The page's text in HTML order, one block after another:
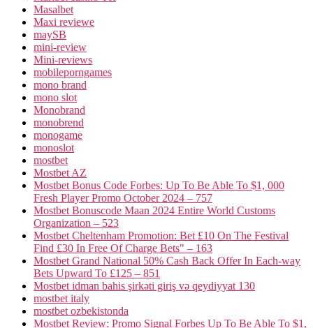
Masalbet
Maxi reviewe
maySB
mini-review
Mini-reviews
mobileporngames
mono brand
mono slot
Monobrand
monobrend
monogame
monoslot
mostbet
Mostbet AZ
Mostbet Bonus Code Forbes: Up To Be Able To $1, 000
Fresh Player Promo October 2024 – 757
Mostbet Bonuscode Maan 2024 Entire World Customs
Organization – 523
Mostbet Cheltenham Promotion: Bet £10 On The Festival
Find £30 In Free Of Charge Bets" – 163
Mostbet Grand National 50% Cash Back Offer In Each-way
Bets Upward To £125 – 851
Mostbet idman bahis şirkəti giriş və qeydiyyat 130
mostbet italy
mostbet ozbekistonda
Mostbet Review: Promo Signal Forbes Up To Be Able To $1,